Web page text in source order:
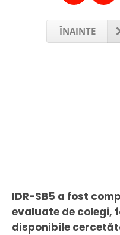
ÎNAINTE
IDR-SB5 a fost
evaluate de colegi,
disponibile